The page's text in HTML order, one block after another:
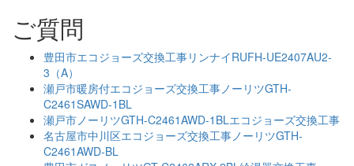
ご質問
豊田市エコジョーズ交換工事リンナイRUFH-UE2407AU2-
3（A）
瀬戸市暖房付エコジョーズ交換工事ノーリツGTH-
C2461SAWD-1BL
瀬戸市ノーリツGTH-C2461AWD-1BLエコジョーズ交換工事
名古屋市中川区エコジョーズ交換工事ノーリツGTH-
C2461AWD-BL